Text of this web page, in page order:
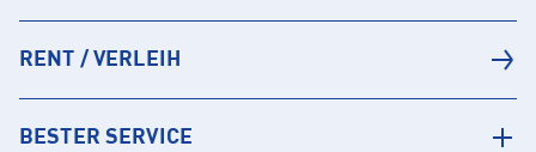
RENT / VERLEIH
BESTER SERVICE